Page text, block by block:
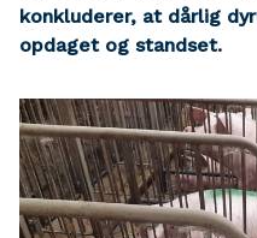
konkluderer, at dårlig
opdaget og standset.